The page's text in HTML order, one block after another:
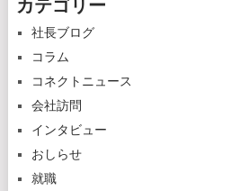
カテゴリー
社長ブログ
コラム
コネクトニュース
会社訪問
インタビュー
おしらせ
就職